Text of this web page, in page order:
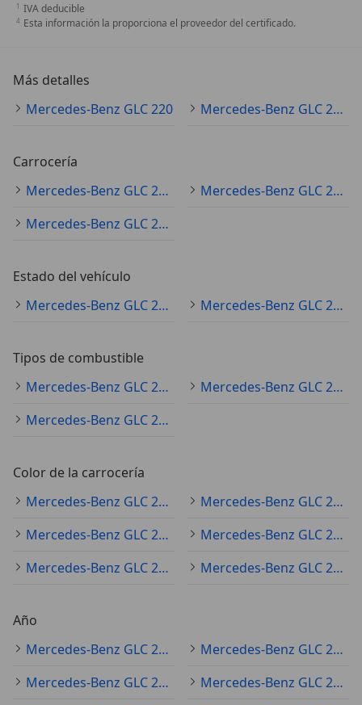
IVA deducible
Esta información la proporciona el proveedor del certificado.
Más detalles
Mercedes-Benz GLC 220
Mercedes-Benz GLC 220 Especificaciones técnicas
Carrocería
Mercedes-Benz GLC 220 SUV/4x4/pickup
Mercedes-Benz GLC 220 coupé
Mercedes-Benz GLC 220 sedán
Estado del vehículo
Mercedes-Benz GLC 220 ocasión
Mercedes-Benz GLC 220 nuevo
Tipos de combustible
Mercedes-Benz GLC 220 diésel
Mercedes-Benz GLC 220 electro/gasolina
Mercedes-Benz GLC 220 electro/diésel
Color de la carrocería
Mercedes-Benz GLC 220 negro
Mercedes-Benz GLC 220 gris
Mercedes-Benz GLC 220 blanco
Mercedes-Benz GLC 220 azul
Mercedes-Benz GLC 220 plateado
Mercedes-Benz GLC 220 rojo
Año
Mercedes-Benz GLC 220 2022
Mercedes-Benz GLC 220 2020
Mercedes-Benz GLC 220 2019
Mercedes-Benz GLC 220 2021